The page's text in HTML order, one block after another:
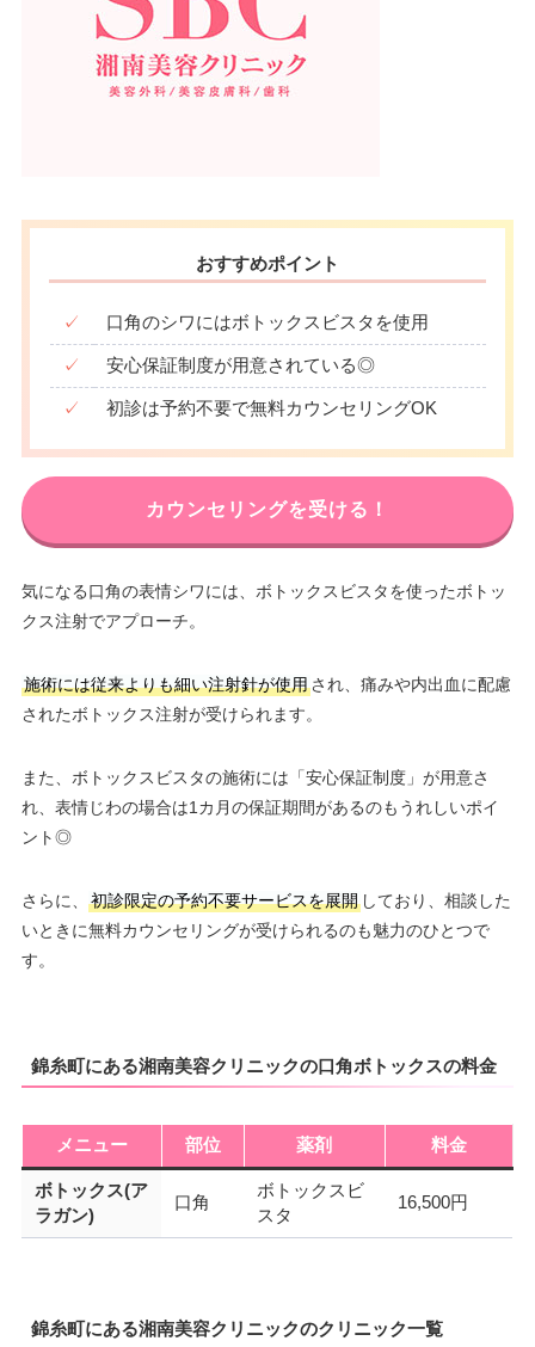
おすすめポイント
✓ 口角のシワにはボトックスビスタを使用
✓ 安心保証制度が用意されている◎
✓ 初診は予約不要で無料カウンセリングOK
カウンセリングを受ける！
気になる口角の表情シワには、ボトックスビスタを使ったボトッ
クス注射でアプローチ。
施術には従来よりも細い注射針が使用され、痛みや内出血に配慮
されたボトックス注射が受けられます。
また、ボトックスビスタの施術には「安心保証制度」が用意さ
れ、表情じわの場合は1カ月の保証期間があるのもうれしいポイ
ント◎
さらに、 初診限定の予約不要サービスを展開しており、相談した
いときに無料カウンセリングが受けられるのも魅力のひとつで
す。
錦糸町にある湘南美容クリニックの口角ボトックスの料金
メニュー 部位 薬剤 料金
ボトックス(ア
ラガン)
口角
ボトックスビ
スタ
16,500円
錦糸町にある湘南美容クリニックのクリニック一覧